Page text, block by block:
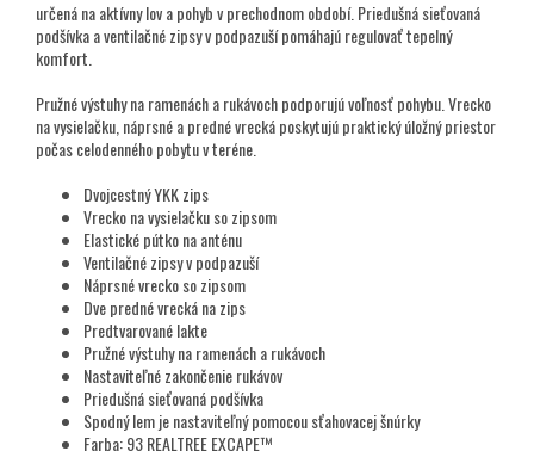
určená na aktívny lov a pohyb v prechodnom období. Priedušná sieťovaná
podšívka a ventilačné zipsy v podpazuší pomáhajú regulovať tepelný
komfort.
Pružné výstuhy na ramenách a rukávoch podporujú voľnosť pohybu. Vrecko
na vysielačku, náprsné a predné vrecká poskytujú praktický úložný priestor
počas celodenného pobytu v teréne.
Dvojcestný YKK zips
Vrecko na vysielačku so zipsom
Elastické pútko na anténu
Ventilačné zipsy v podpazuší
Náprsné vrecko so zipsom
Dve predné vrecká na zips
Predtvarované lakte
Pružné výstuhy na ramenách a rukávoch
Nastaviteľné zakončenie rukávov
Priedušná sieťovaná podšívka
Spodný lem je nastaviteľný pomocou sťahovacej šnúrky
Farba: 93 REALTREE EXCAPE™